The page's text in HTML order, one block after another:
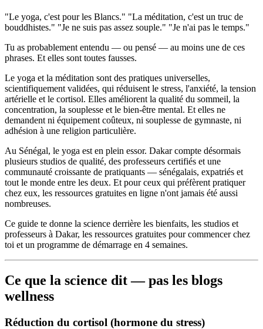
"Le yoga, c'est pour les Blancs." "La méditation, c'est un truc de
bouddhistes." "Je ne suis pas assez souple." "Je n'ai pas le temps."
Tu as probablement entendu — ou pensé — au moins une de ces
phrases. Et elles sont toutes fausses.
Le yoga et la méditation sont des pratiques universelles,
scientifiquement validées, qui réduisent le stress, l'anxiété, la tension
artérielle et le cortisol. Elles améliorent la qualité du sommeil, la
concentration, la souplesse et le bien-être mental. Et elles ne
demandent ni équipement coûteux, ni souplesse de gymnaste, ni
adhésion à une religion particulière.
Au Sénégal, le yoga est en plein essor. Dakar compte désormais
plusieurs studios de qualité, des professeurs certifiés et une
communauté croissante de pratiquants — sénégalais, expatriés et
tout le monde entre les deux. Et pour ceux qui préfèrent pratiquer
chez eux, les ressources gratuites en ligne n'ont jamais été aussi
nombreuses.
Ce guide te donne la science derrière les bienfaits, les studios et
professeurs à Dakar, les ressources gratuites pour commencer chez
toi et un programme de démarrage en 4 semaines.
Ce que la science dit — pas les blogs
wellness
Réduction du cortisol (hormone du stress)